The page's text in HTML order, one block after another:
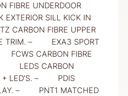
UNDERDOOR
SILL KICK IN
FIBRE UPPER
TRIM. – EXA3 SPORT
CARBON FIBRE
– LEDS CARBON
+ LED’S. – PDIS
– PNT1 MATCHED